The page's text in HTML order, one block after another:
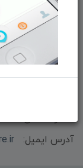
ما را در شبکه‌های
آدرس ایمیل: